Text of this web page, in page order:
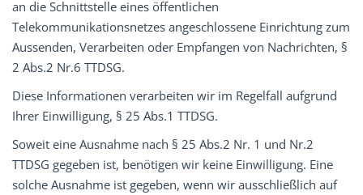
an die Schnittstelle eines öffentlichen
Telekommunikationsnetzes angeschlossene Einrichtung zum
Aussenden, Verarbeiten oder Empfangen von Nachrichten, §
2 Abs.2 Nr.6 TTDSG.
Diese Informationen verarbeiten wir im Regelfall aufgrund
Ihrer Einwilligung, § 25 Abs.1 TTDSG.
Soweit eine Ausnahme nach § 25 Abs.2 Nr. 1 und Nr.2
TTDSG gegeben ist, benötigen wir keine Einwilligung. Eine
solche Ausnahme ist gegeben, wenn wir ausschließlich auf